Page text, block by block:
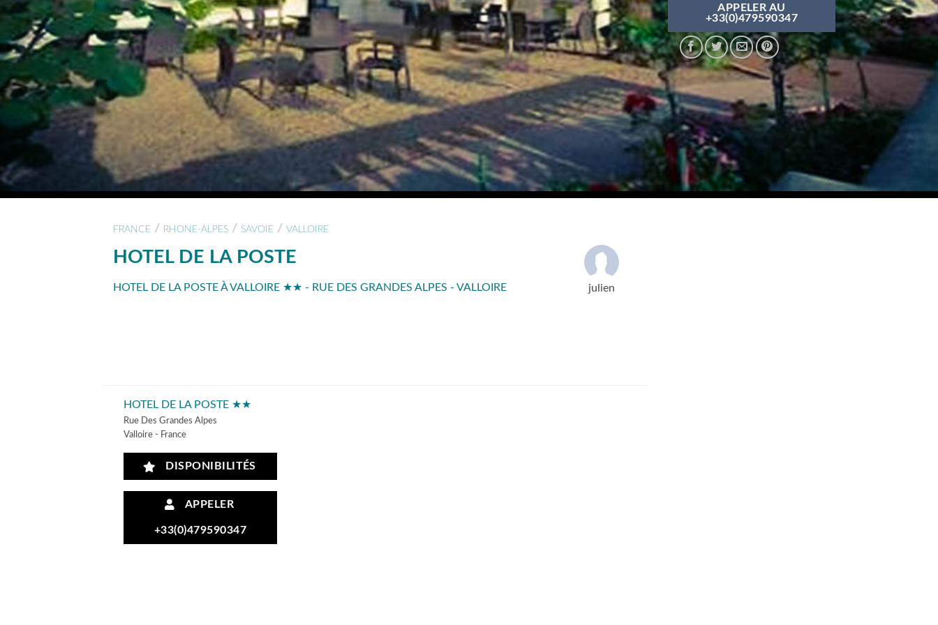
FRANCE / RHONE-ALPES / SAVOIE / VALLOIRE
HOTEL DE LA POSTE
HOTEL DE LA POSTE À VALLOIRE ★★ - RUE DES GRANDES ALPES - VALLOIRE julien
HOTEL DE LA POSTE ★★
Rue Des Grandes Alpes
Valloire - France
DISPONIBILITÉS
APPELER
+33(0)479590347
APPELER AU
+33(0)479590347